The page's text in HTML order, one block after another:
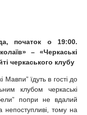
початок о 19:00.
– «Черкаські
і черкаського клубу
Мавпи” їдуть в гості до
клубом черкаські
попри не вдалий
непоступливі, тому на